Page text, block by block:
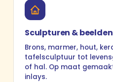
Sculpturen & beelden
Brons, marmer, hout,
tafelsculptuur tot
of hal. Op maat
inlays.